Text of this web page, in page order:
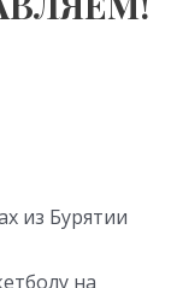
из Бурятии
на